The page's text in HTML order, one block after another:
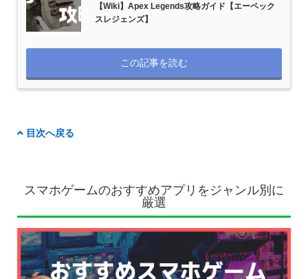
【Wiki】Apex Legends攻略ガイド【エーペック
スレジェンズ】
この記事を読む
目次へ戻る
スマホゲームのおすすめアプリをジャンル別に
厳選